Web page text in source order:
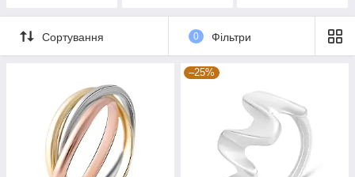
Сортування 0 Фільтри
–25%